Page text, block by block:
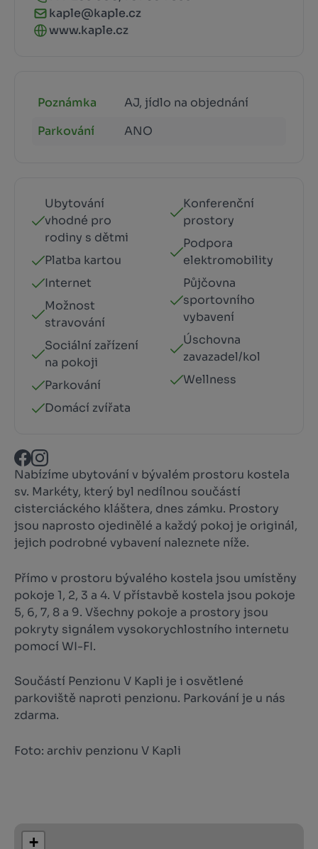
kaple@kaple.cz
www.kaple.cz
Poznámka
AJ, jídlo na objednání
Parkování
ANO
Ubytování
vhodné pro
rodiny s dětmi
Platba kartou
Internet
Možnost
stravování
Sociální zařízení
na pokoji
Parkování
Domácí zvířata
Konferenční
prostory
Podpora
elektromobility
Půjčovna
sportovního
vybavení
Úschovna
zavazadel/kol
Wellness
Nabízíme ubytování v bývalém prostoru kostela
sv. Markéty, který byl nedílnou součástí
cisterciáckého kláštera, dnes zámku. Prostory
jsou naprosto ojedinělé a každý pokoj je originál,
jejich podrobné vybavení naleznete níže.
Přímo v prostoru bývalého kostela jsou umístěny
pokoje 1, 2, 3 a 4. V přístavbě kostela jsou pokoje
5, 6, 7, 8 a 9. Všechny pokoje a prostory jsou
pokryty signálem vysokorychlostního internetu
pomocí WI-FI.
Součástí Penzionu V Kapli je i osvětlené
parkoviště naproti penzionu. Parkování je u nás
zdarma.
Foto: archiv penzionu V Kapli
+